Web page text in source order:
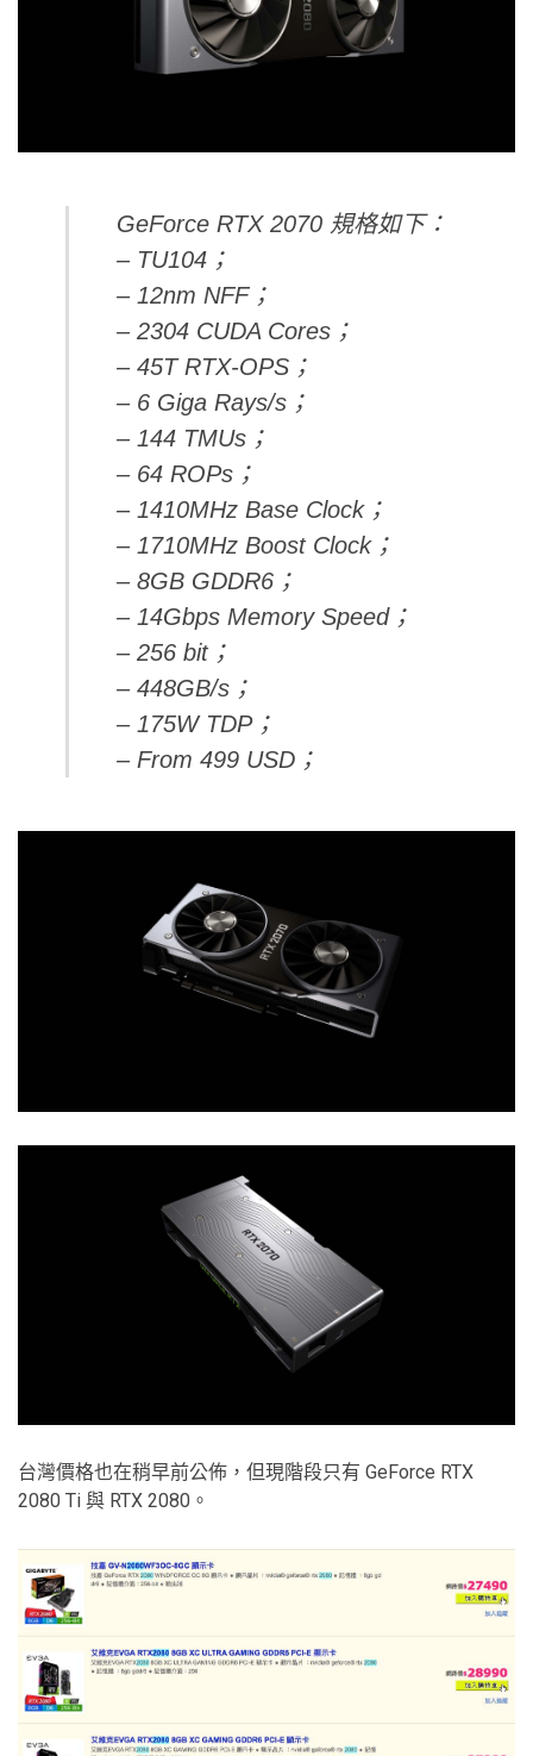
GeForce RTX 2070 規格如下：
– TU104；
– 12nm NFF；
– 2304 CUDA Cores；
– 45T RTX-OPS；
– 6 Giga Rays/s；
– 144 TMUs；
– 64 ROPs；
– 1410MHz Base Clock；
– 1710MHz Boost Clock；
– 8GB GDDR6；
– 14Gbps Memory Speed；
– 256 bit；
– 448GB/s；
– 175W TDP；
– From 499 USD；
台灣價格也在稍早前公佈，但現階段只有 GeForce RTX
2080 Ti 與 RTX 2080。